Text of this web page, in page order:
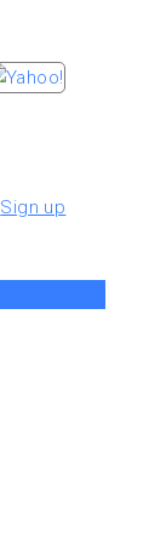
Sign up